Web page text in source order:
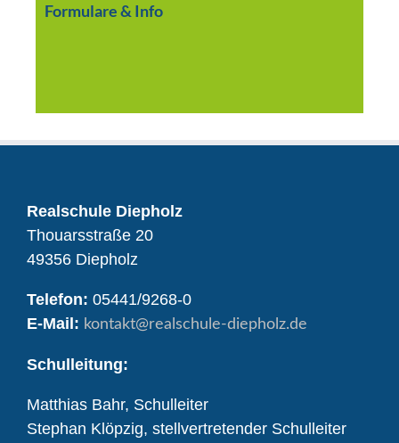
Formulare & Info
Realschule Diepholz
Thouarsstraße 20
49356 Diepholz
Telefon: 05441/9268-0
E-Mail: kontakt@realschule-diepholz.de
Schulleitung:
Matthias Bahr, Schulleiter
Stephan Klöpzig, stellvertretender Schulleiter